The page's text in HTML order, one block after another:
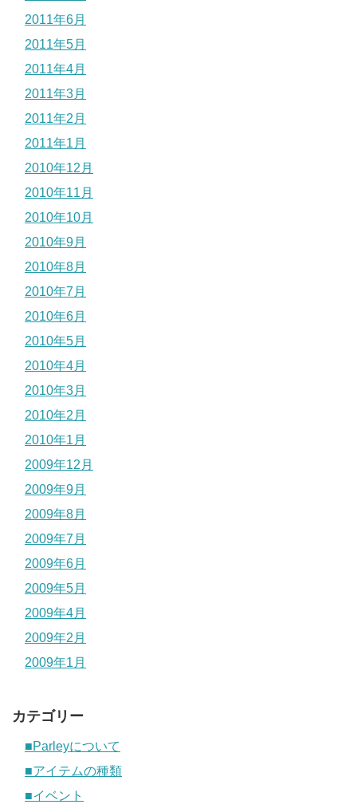
2011年6月
2011年5月
2011年4月
2011年3月
2011年2月
2011年1月
2010年12月
2010年11月
2010年10月
2010年9月
2010年8月
2010年7月
2010年6月
2010年5月
2010年4月
2010年3月
2010年2月
2010年1月
2009年12月
2009年9月
2009年8月
2009年7月
2009年6月
2009年5月
2009年4月
2009年2月
2009年1月
カテゴリー
■Parleyについて
■アイテムの種類
■イベント